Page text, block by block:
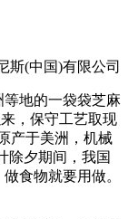
斯(中国)有限公司
地的一袋袋芝麻
，保守工艺取现
产于美洲，机械
除夕期间，我国
食物就要用做。